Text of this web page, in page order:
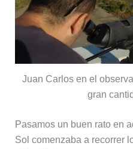
Juan Carlos en el
gran
Pasamos un buen rato en
Sol comenzaba a recorrer